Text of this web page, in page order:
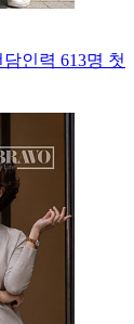
인력 613명 첫